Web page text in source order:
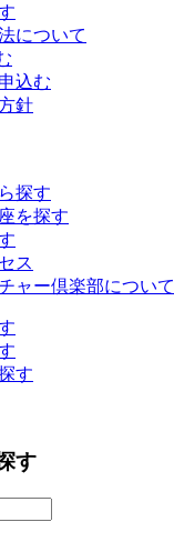
について
込む
針
探す
を探す
ス
ャー倶楽部について
す
す